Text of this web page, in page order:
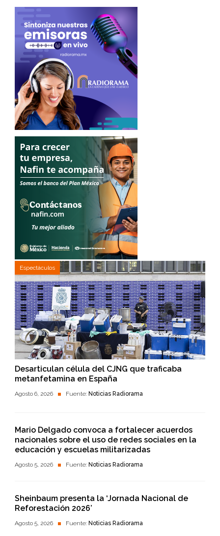
Espectáculos
Desarticulan célula del CJNG que traficaba
metanfetamina en España
Agosto 6, 2026 Fuente: Noticias Radiorama
Mario Delgado convoca a fortalecer acuerdos
nacionales sobre el uso de redes sociales en la
educación y escuelas militarizadas
Agosto 5, 2026 Fuente: Noticias Radiorama
Sheinbaum presenta la ‘Jornada Nacional de
Reforestación 2026’
Agosto 5, 2026 Fuente: Noticias Radiorama